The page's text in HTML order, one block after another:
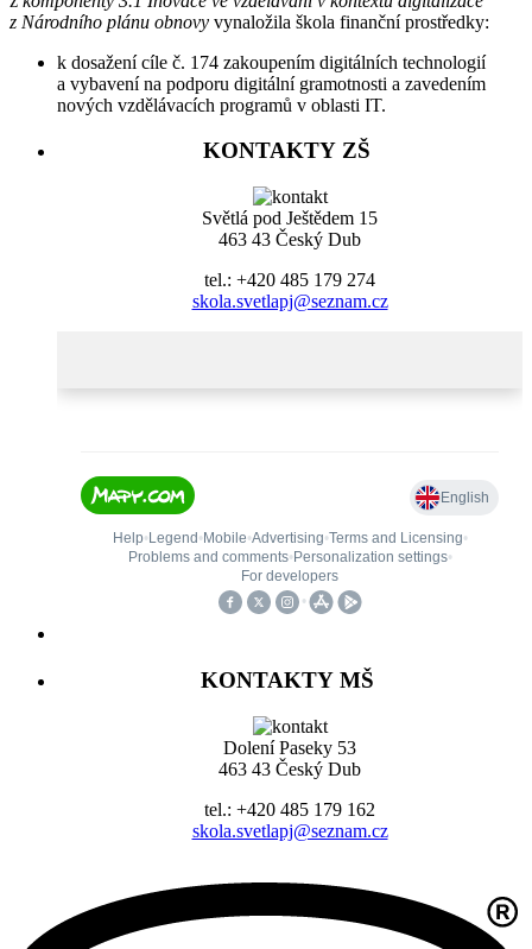
z Národního plánu obnovy vynaložila škola finanční prostředky:
k dosažení cíle č. 174 zakoupením digitálních technologií
a vybavení na podporu digitální gramotnosti a zavedením
nových vzdělávacích programů v oblasti IT.
KONTAKTY ZŠ
Světlá pod Ještědem 15
463 43 Český Dub
tel.: +420 485 179 274
skola.svetlapj@seznam.cz
KONTAKTY MŠ
Dolení Paseky 53
463 43 Český Dub
tel.: +420 485 179 162
skola.svetlapj@seznam.cz